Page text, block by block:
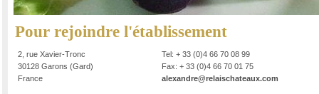
Pour rejoindre l'établissement
2, rue Xavier-Tronc
30128 Garons (Gard)
France
Tel: + 33 (0)4 66 70 08 99
Fax: + 33 (0)4 66 70 01 75
alexandre@relaischateaux.com